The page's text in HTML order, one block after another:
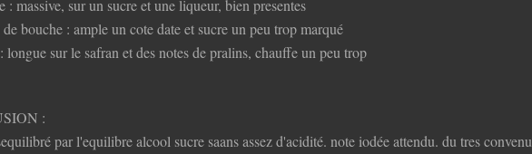
: massive, sur un sucre et une liqueur, bien presentes
bouche : ample un cote date et sucre un peu trop marqué
longue sur le safran et des notes de pralins, chauffe un peu trop
:
par l'equilibre alcool sucre saans assez d'acidité. note iodée attendu. du tres convenu